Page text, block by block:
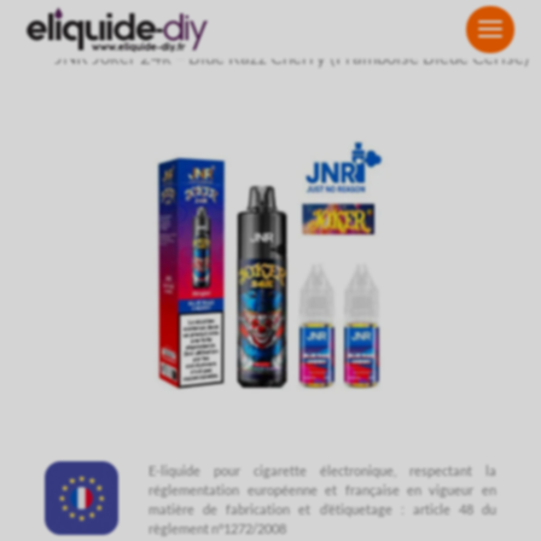
Accueil»PUFF pas cher JNR JOKER 24K »Puff
JNR Joker 24k – Blue Razz Cherry (Framboise Bleue Cerise)
E-liquide pour cigarette électronique, respectant la
réglementation européenne et française en vigueur en
matière de fabrication et d’étiquetage : article 48 du
règlement n°1272/2008